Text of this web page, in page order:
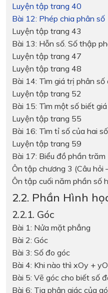
Luyện tập trang 40
Bài 12: Phép chia phân số
Luyện tập trang 43
Bài 13: Hỗn số. Số thập
Luyện tập trang 47
Luyện tập trang 48
Bài 14: Tìm giá trị phân
Luyện tập trang 52
Bài 15: Tìm một số biết
Luyện tập trang 55
Bài 16: Tìm tỉ số của hai số
Luyện tập trang 59
Bài 17: Biểu đồ phần trăm
Ôn tập chương 3 (Câu hỏi
Ôn tập cuối năm phần số
2.2. Phần Hình
2.2.1. Góc
Bài 1: Nửa mặt phẳng
Bài 2: Góc
Bài 3: Số đo góc
Bài 4: Khi nào thì xOy +
Bài 5: Vẽ góc cho biết số
Bài 6: Tia phân giác của